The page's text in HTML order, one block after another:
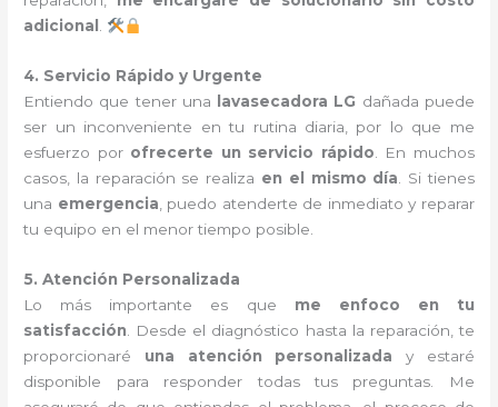
adicional .
4. Servicio Rápido y Urgente
Entiendo que tener una
lavasecadora LG dañada puede
ser un inconveniente en tu rutina diaria, por lo que me
esfuerzo por ofrecerte un servicio rápido. En muchos
casos, la reparación se realiza en el mismo día. Si tienes
una emergencia, puedo atenderte de inmediato y reparar
tu equipo en el menor tiempo posible.
5. Atención Personalizada
Lo más importante es que me enfoco en tu
satisfacción . Desde el diagnóstico hasta la reparación, te
proporcionaré una atención personalizada y estaré
disponible para responder todas tus preguntas. Me